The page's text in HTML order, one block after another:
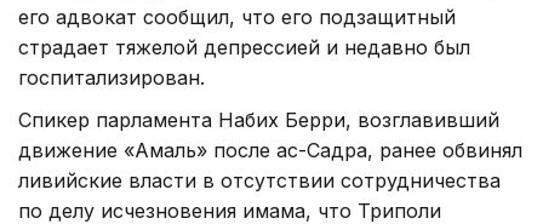
его адвокат сообщил, что его подзащитный
страдает тяжелой депрессией и недавно был
госпитализирован.
Спикер парламента Набих Берри, возглавивший
движение «Амаль» после ас-Садра, ранее обвинял
ливийские власти в отсутствии сотрудничества
по делу исчезновения имама, что Триполи